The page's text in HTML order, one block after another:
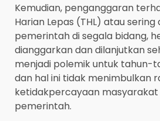
Kemudian, penganggaran
Harian Lepas (THL) atau
pemerintah di segala bidang,
dianggarkan dan dilanjutkan
menjadi polemik untuk tahun-
dan hal ini tidak menimbulkan
ketidakpercayaan
pemerintah.